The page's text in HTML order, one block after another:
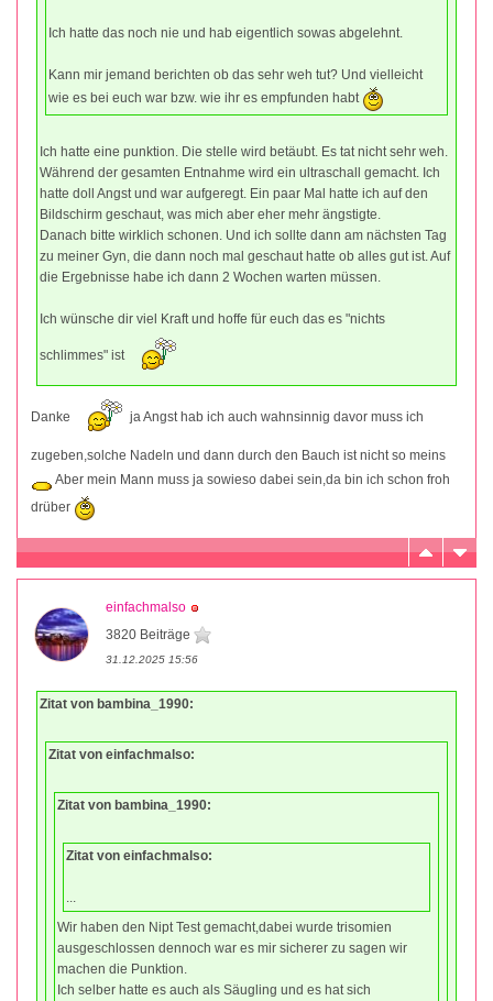
Ich hatte das noch nie und hab eigentlich sowas abgelehnt.
Kann mir jemand berichten ob das sehr weh tut? Und vielleicht
wie es bei euch war bzw. wie ihr es empfunden habt
Ich hatte eine punktion. Die stelle wird betäubt. Es tat nicht sehr weh.
Während der gesamten Entnahme wird ein ultraschall gemacht. Ich
hatte doll Angst und war aufgeregt. Ein paar Mal hatte ich auf den
Bildschirm geschaut, was mich aber eher mehr ängstigte.
Danach bitte wirklich schonen. Und ich sollte dann am nächsten Tag
zu meiner Gyn, die dann noch mal geschaut hatte ob alles gut ist. Auf
die Ergebnisse habe ich dann 2 Wochen warten müssen.
Ich wünsche dir viel Kraft und hoffe für euch das es "nichts
schlimmes" ist
Danke ja Angst hab ich auch wahnsinnig davor muss ich
zugeben,solche Nadeln und dann durch den Bauch ist nicht so meins
Aber mein Mann muss ja sowieso dabei sein,da bin ich schon froh
drüber
einfachmalso
3820 Beiträge
31.12.2025 15:56
Zitat von bambina_1990:
Zitat von einfachmalso:
Zitat von bambina_1990:
Zitat von einfachmalso:
Wir haben den Nipt Test gemacht,dabei wurde trisomien
ausgeschlossen dennoch war es mir sicherer zu sagen wir
machen die Punktion.
Ich selber hatte es auch als Säugling und es hat sich